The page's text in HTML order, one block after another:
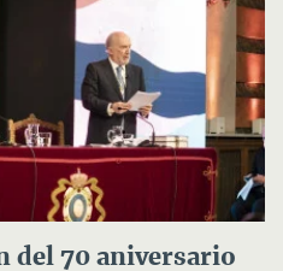
del 70 aniversario